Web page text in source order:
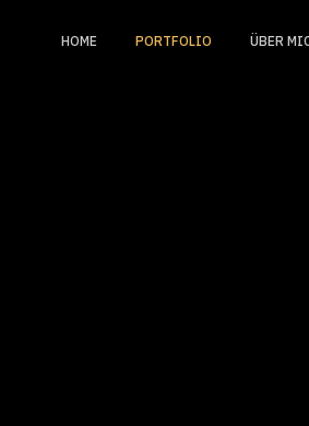
HOME PORTFOLIO ÜBER